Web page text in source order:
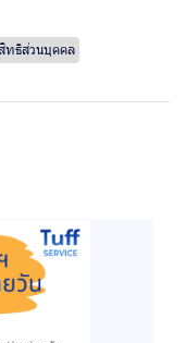
ทธิส่วนบุคคล